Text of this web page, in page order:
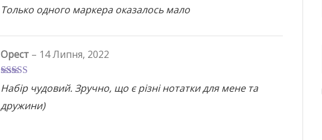
Только одного маркера оказалось мало
Оцінено в5
з 5
Орест – 14 Липня, 2022
Набір чудовий. Зручно, що є різні нотатки для мене та
дружини)